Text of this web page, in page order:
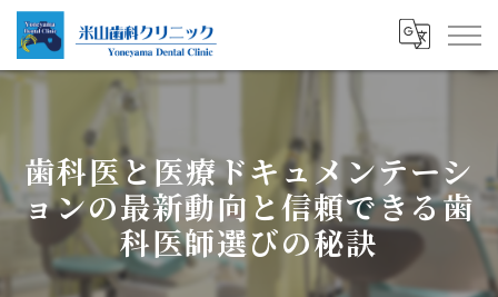
歯科医と医療ドキュメンテーシ
ョンの最新動向と信頼できる歯
科医師選びの秘訣